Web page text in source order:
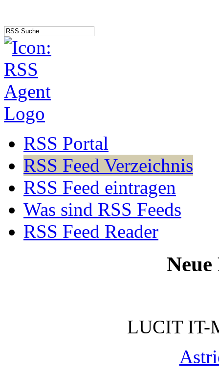
RSS Portal
RSS Feed Verzeichnis
RSS Feed eintragen
Was sind RSS Feeds
RSS Feed Reader
Neue
LUCIT IT-